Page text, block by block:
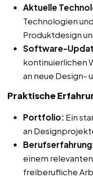
Aktuelle
Technologien
Produktdesign
Software-
kontinuierlichen
an neue Design-
Praktische
Portfolio: Ein
an
einem
freiberufliche